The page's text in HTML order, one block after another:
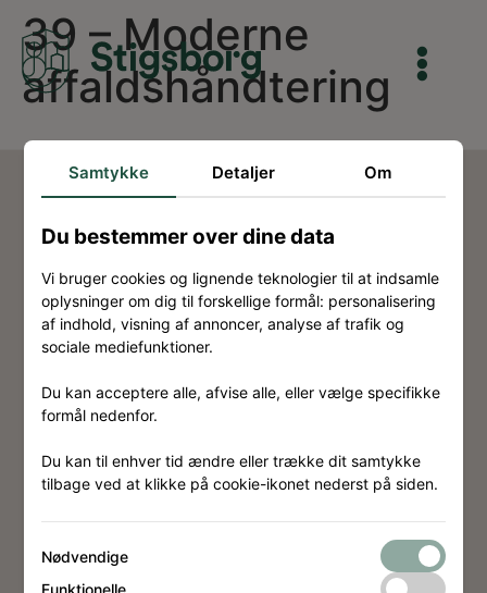
39 – Moderne
affaldshåndtering
Kontakt
Om Stigsborg
Ansvarsfraskrivelse
Privatlivspolitik
Cookiepolitik
Samtykke Detaljer Om
Du bestemmer over dine data
Vi bruger cookies og lignende teknologier til at indsamle
oplysninger om dig til forskellige formål: personalisering
af indhold, visning af annoncer, analyse af trafik og
sociale mediefunktioner.
Du kan acceptere alle, afvise alle, eller vælge specifikke
formål nedenfor.
Du kan til enhver tid ændre eller trække dit samtykke
tilbage ved at klikke på cookie-ikonet nederst på siden.
Nødvendige
Funktionelle